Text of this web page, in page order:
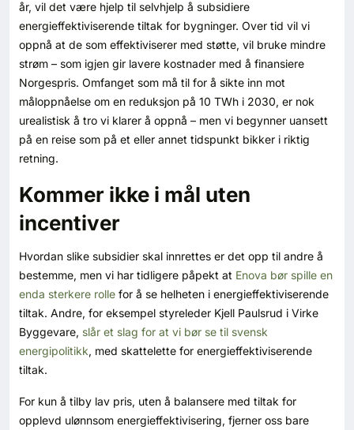
år, vil det være hjelp til selvhjelp å subsidiere
energieffektiviserende tiltak for bygninger. Over tid vil vi
oppnå at de som effektiviserer med støtte, vil bruke mindre
strøm – som igjen gir lavere kostnader med å finansiere
Norgespris. Omfanget som må til for å sikte inn mot
måloppnåelse om en reduksjon på 10 TWh i 2030, er nok
urealistisk å tro vi klarer å oppnå – men vi begynner uansett
på en reise som på et eller annet tidspunkt bikker i riktig
retning.
Kommer ikke i mål uten
incentiver
Hvordan slike subsidier skal innrettes er det opp til andre å
bestemme, men vi har tidligere påpekt at Enova bør spille en
enda sterkere rolle for å se helheten i energieffektiviserende
tiltak. Andre, for eksempel styreleder Kjell Paulsrud i Virke
Byggevare, slår et slag for at vi bør se til svensk
energipolitikk, med skattelette for energieffektiviserende
tiltak.
For kun å tilby lav pris, uten å balansere med tiltak for
opplevd ulønnsom energieffektivisering, fjerner oss bare